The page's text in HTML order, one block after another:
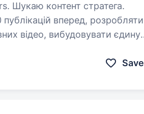
вперед, розробляти
відео, вибудовувати єдину
Save